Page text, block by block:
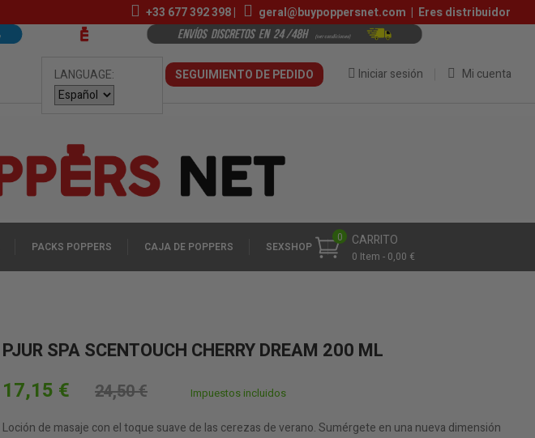
+33 677 392 398| geral@buypoppersnet.com | Eres distribuidor
LANGUAGE: Mi cuenta
Iniciar sesión
SEGUIMIENTO DE PEDIDO
CARRITO
0 Item - 0,00 €
0
PACKS POPPERS CAJA DE POPPERS SEXSHOP
PJUR SPA SCENTOUCH CHERRY DREAM 200 ML
17,15 € 24,50 € Impuestos incluidos
Loción de masaje con el toque suave de las cerezas de verano. Sumérgete en una nueva dimensión